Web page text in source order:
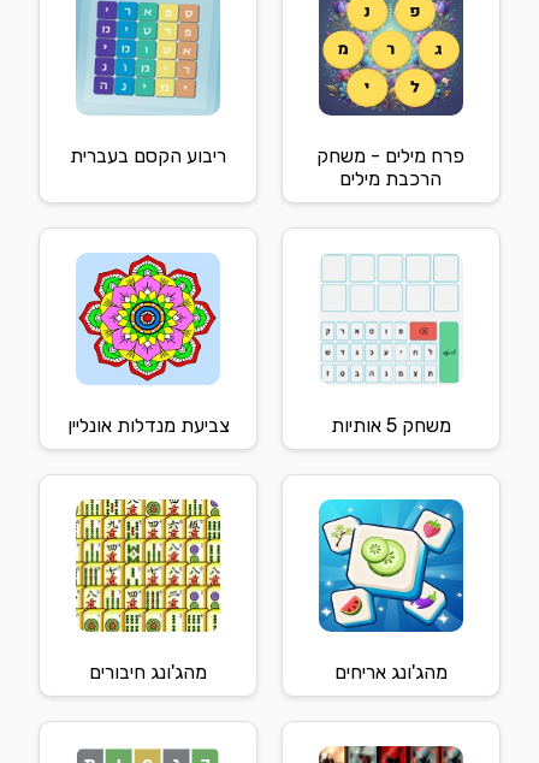
פרח מילים - משחק
הרכבת מילים
ריבוע הקסם בעברית
משחק 5 אותיות צביעת מנדלות אונליין
מהג'ונג אריחים מהג'ונג חיבורים